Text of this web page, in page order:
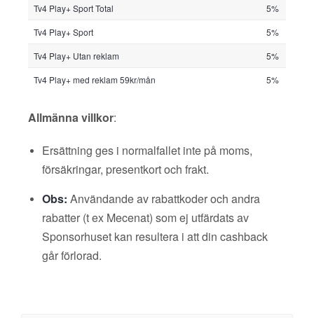
Tv4 Play+ Sport Total
5%
Tv4 Play+ Sport
5%
Tv4 Play+ Utan reklam
5%
Tv4 Play+ med reklam 59kr/mån
5%
Allmänna villkor:
Ersättning ges i normalfallet inte på moms,
försäkringar, presentkort och frakt.
Obs: Användande av rabattkoder och andra
rabatter (t ex Mecenat) som ej utfärdats av
Sponsorhuset kan resultera i att din cashback
går förlorad.